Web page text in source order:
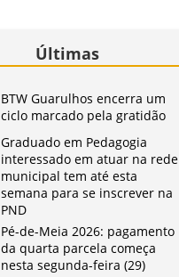
Últimas
BTW Guarulhos encerra um
ciclo marcado pela gratidão
Graduado em Pedagogia
interessado em atuar na rede
municipal tem até esta
semana para se inscrever na
PND
Pé-de-Meia 2026: pagamento
da quarta parcela começa
nesta segunda-feira (29)